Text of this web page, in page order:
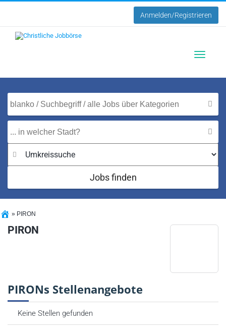
Anmelden/Registrieren
Jobs finden
» PIRON
PIRON
PIRONs Stellenangebote
Keine Stellen gefunden